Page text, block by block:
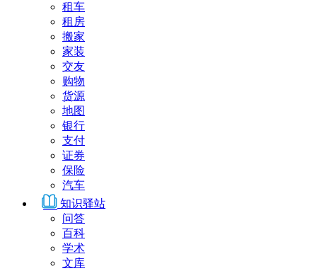
租车
租房
搬家
家装
交友
购物
货源
地图
银行
支付
证券
保险
汽车
知识驿站
问答
百科
学术
文库